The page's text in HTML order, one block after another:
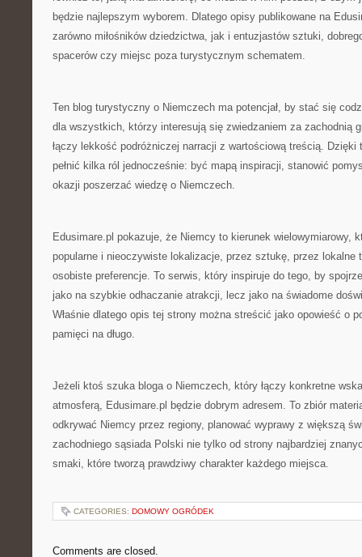
będzie najlepszym wyborem. Dlatego opisy publikowane na
zarówno miłośników dziedzictwa, jak i entuzjastów sztuki,
spacerów czy miejsc poza turystycznym schematem.
Ten blog turystyczny o Niemczech ma potencjał, by stać się
dla wszystkich, którzy interesują się zwiedzaniem za zachodnią
łączy lekkość podróżniczej narracji z wartościową treścią. Dzięki
pełnić kilka ról jednocześnie: być mapą inspiracji, stanowić
okazji poszerzać wiedzę o Niemczech.
Edusimare.pl pokazuje, że Niemcy to kierunek wielowymiarowy,
popularne i nieoczywiste lokalizacje, przez sztukę, przez lokalne
osobiste preferencje. To serwis, który inspiruje do tego, by
jako na szybkie odhaczanie atrakcji, lecz jako na świadome
Właśnie dlatego opis tej strony można streścić jako opowieść o
pamięci na długo.
Jeżeli ktoś szuka bloga o Niemczech, który łączy konkretne
atmosferą, Edusimare.pl będzie dobrym adresem. To zbiór
odkrywać Niemcy przez regiony, planować wyprawy z większą
zachodniego sąsiada Polski nie tylko od strony najbardziej
smaki, które tworzą prawdziwy charakter każdego miejsca.
CATEGORIES: DOMOWY OGRÓDEK
Comments are closed.